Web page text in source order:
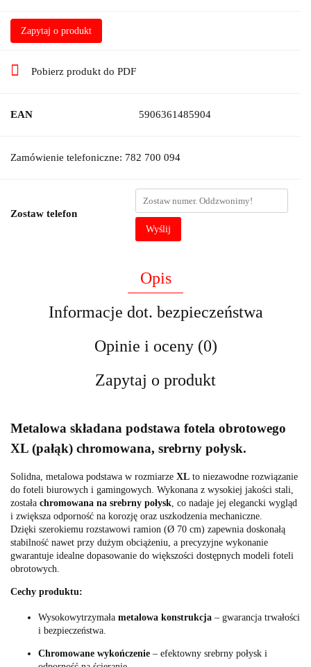
Zapytaj o produkt
Pobierz produkt do PDF
EAN 5906361485904
Zamówienie telefoniczne: 782 700 094
Zostaw telefon
Wyślij
Opis
Informacje dot. bezpieczeństwa
Opinie i oceny (0)
Zapytaj o produkt
Metalowa składana podstawa fotela obrotowego
XL (pałąk) chromowana, srebrny połysk.
Solidna, metalowa podstawa w rozmiarze XL to niezawodne rozwiązanie
do foteli biurowych i gamingowych. Wykonana z wysokiej jakości stali,
została chromowana na srebrny połysk, co nadaje jej elegancki wygląd
i zwiększa odporność na korozję oraz uszkodzenia mechaniczne.
Dzięki szerokiemu rozstawowi ramion (Ø 70 cm) zapewnia doskonałą
stabilność nawet przy dużym obciążeniu, a precyzyjne wykonanie
gwarantuje idealne dopasowanie do większości dostępnych modeli foteli
obrotowych.
Cechy produktu:
Wysokowytrzymała metalowa konstrukcja – gwarancja trwałości
i bezpieczeństwa.
Chromowane wykończenie – efektowny srebrny połysk i